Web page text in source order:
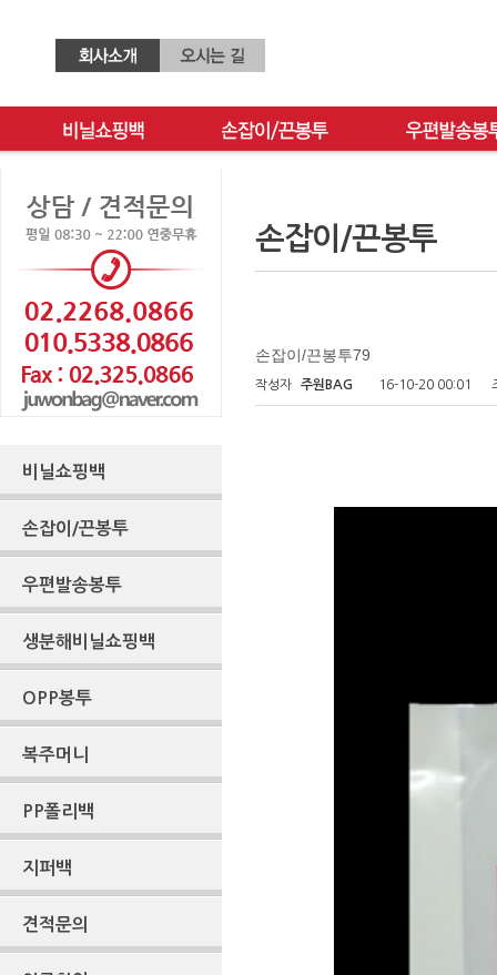
비닐쇼핑백
손잡이/끈봉투
우편발송봉투
생분해비닐쇼핑백
OPP봉투
복주머니
PP폴리백
지퍼백
견적문의
손잡이/끈봉투
손잡이/끈봉투79
작성자 주원BAG 16-10-20 00:01